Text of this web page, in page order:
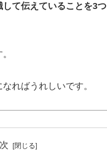
て伝えていることを3つ
ればうれしいです。